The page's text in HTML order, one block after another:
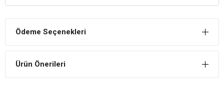
beslenmelerini sağlayabilecekler.
Dışarı Atar
toksik maddelerin de kolayca dışarı atılmasını sağlar..
Ödeme Seçenekleri
Ürün Önerileri